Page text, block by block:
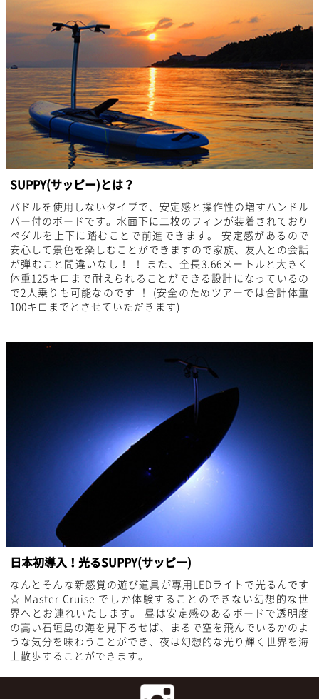
SUPPY(サッピー)とは？
パドルを使用しないタイプで、安定感と操作性の増すハンドル
バー付のボードです。水面下に二枚のフィンが装着されており
ペダルを上下に踏むことで前進できます。 安定感があるので
安心して景色を楽しむことができますので家族、友人との会話
が弾むこと間違いなし！ ！ また、全長3.66メートルと大きく
体重125キロまで耐えられることができる設計になっているの
で2人乗りも可能なのです ！ (安全のためツアーでは合計体重
100キロまでとさせていただきます)
日本初導入！光るSUPPY(サッピー)
なんとそんな新感覚の遊び道具が専用LEDライトで光るんです
☆ Master Cruise でしか体験することのできない幻想的な世
界へとお連れいたします。 昼は安定感のあるボードで透明度
の高い石垣島の海を見下ろせば、まるで空を飛んでいるかのよ
うな気分を味わうことができ、夜は幻想的な光り輝く世界を海
上散歩することができます。